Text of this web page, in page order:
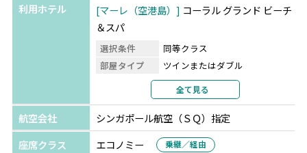
利用ホテル
マーレ（空港島）
コーラル グランド ビーチ
＆スパ
選択条件
同等クラス
部屋タイプ
ツインまたはダブル
2名1室利用
部屋カテゴリ
指定なし
北マーレ カギ モルディブ スパ アイランド
★★★★★
全て見る
航空会社
シンガポール航空（ＳＱ）指定
座席クラス
エコノミー 乗継／経由